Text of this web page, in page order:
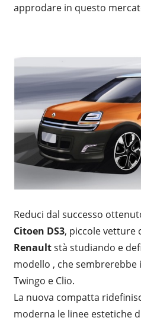
approdare in questo
Reduci dal successo
Citoen DS3, piccole vetture
Renaultstà studiando e
modello , che
Twingo e Clio.
La nuova compatta
moderna le linee estetiche